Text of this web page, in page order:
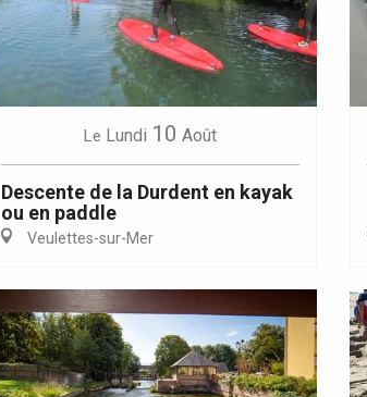
Le Lundi 10 Août
Descente de la Durdent en kayak
ou en paddle
Veulettes-sur-Mer